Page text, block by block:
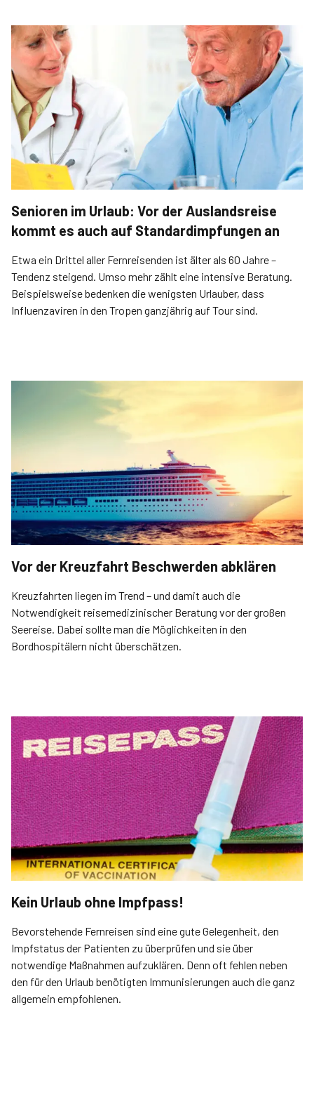
Senioren im Urlaub: Vor der Auslandsreise
kommt es auch auf Standardimpfungen an
Etwa ein Drittel aller Fernreisenden ist älter als 60 Jahre –
Tendenz steigend. Umso mehr zählt eine intensive Beratung.
Beispielsweise bedenken die wenigsten Urlauber, dass
Influenzaviren in den Tropen ganzjährig auf Tour sind.
Vor der Kreuzfahrt Beschwerden abklären
Kreuzfahrten liegen im Trend – und damit auch die
Notwendigkeit reisemedizinischer Beratung vor der großen
Seereise. Dabei sollte man die Möglichkeiten in den
Bordhospitälern nicht überschätzen.
Kein Urlaub ohne Impfpass!
Bevorstehende Fernreisen sind eine gute Gelegenheit, den
Impfstatus der Patienten zu überprüfen und sie über
notwendige Maßnahmen aufzuklären. Denn oft fehlen neben
den für den Urlaub benötigten Immunisierungen auch die ganz
allgemein empfohlenen.